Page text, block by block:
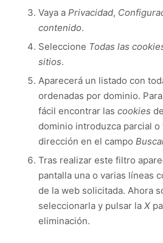
Vaya a Privacidad,
contenido.
Seleccione Todas las
sitios.
Aparecerá un listado con
ordenadas por dominio.
fácil encontrar las cookies
dominio introduzca parcial o
dirección en el campo
Tras realizar este filtro
pantalla una o varias líneas
de la web solicitada. Ahora
seleccionarla y pulsar la X
eliminación.